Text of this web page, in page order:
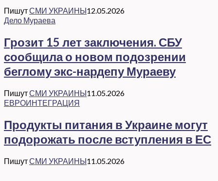
ПишутСМИ УКРАИНЫ12.05.2026
Дело Мураева
Грозит 15 лет заключения. СБУ
сообщила о новом подозрении
беглому экс-нардепу Мураеву
ПишутСМИ УКРАИНЫ11.05.2026
ЕВРОИНТЕГРАЦИЯ
Продукты питания в Украине могут
подорожать после вступления в ЕС
ПишутСМИ УКРАИНЫ11.05.2026